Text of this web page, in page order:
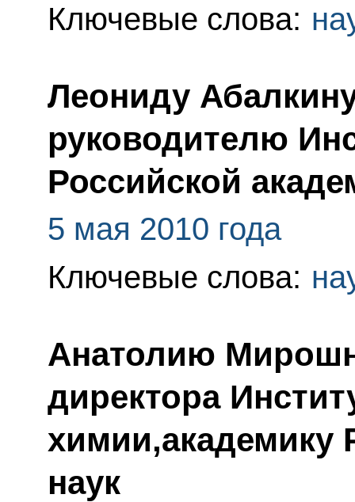
Ключевые слова:
Леониду
руководителю
Российской
5 мая 2010 года
Ключевые слова:
Анатолию
директора
химии,академику
наук